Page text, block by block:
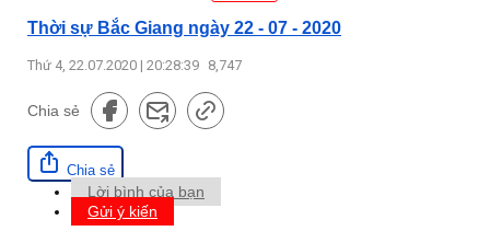
Thời sự Bắc Giang ngày 22 - 07 - 2020
Thứ 4, 22.07.2020 | 20:28:39 8,747
Chia sẻ
Chia sẻ
Lời bình của bạn
Gửi ý kiến